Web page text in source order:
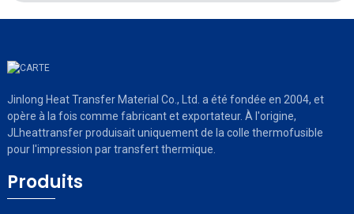
Jinlong Heat Transfer Material Co., Ltd. a été fondée en 2004, et
opère à la fois comme fabricant et exportateur. À l'origine,
JLheattransfer produisait uniquement de la colle thermofusible
pour l'impression par transfert thermique.
Produits